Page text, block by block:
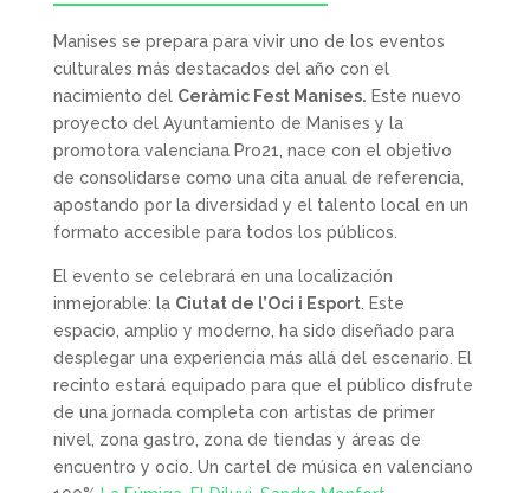
Manises se prepara para vivir uno de los eventos
culturales más destacados del año con el
nacimiento del Ceràmic Fest Manises. Este nuevo
proyecto del Ayuntamiento de Manises y la
promotora valenciana Pro21, nace con el objetivo
de consolidarse como una cita anual de referencia,
apostando por la diversidad y el talento local en un
formato accesible para todos los públicos.
El evento se celebrará en una localización
inmejorable: la Ciutat de l’Oci i Esport. Este
espacio, amplio y moderno, ha sido diseñado para
desplegar una experiencia más allá del escenario. El
recinto estará equipado para que el público disfrute
de una jornada completa con artistas de primer
nivel, zona gastro, zona de tiendas y áreas de
encuentro y ocio. Un cartel de música en valenciano